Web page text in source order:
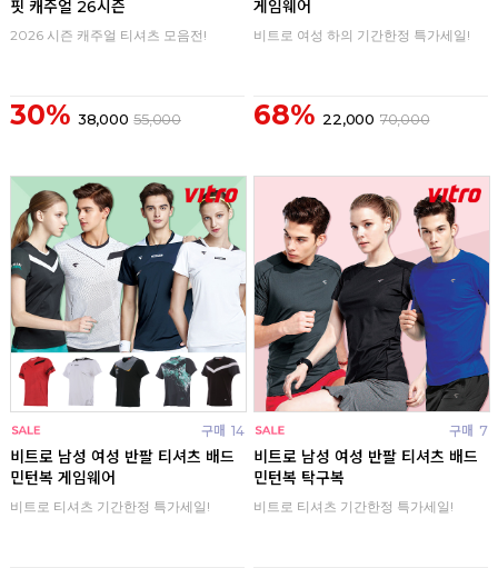
핏 캐주얼 26시즌
2026 시즌 캐주얼 티셔츠 모음전!
30% 38,000 55,000
게임웨어
비트로 여성 하의 기간한정 특가세일!
68% 22,000 70,000
구매 14
비트로 남성 여성 반팔 티셔츠 배드
민턴복 게임웨어
비트로 티셔츠 기간한정 특가세일!
구매 7
비트로 남성 여성 반팔 티셔츠 배드
민턴복 탁구복
비트로 티셔츠 기간한정 특가세일!